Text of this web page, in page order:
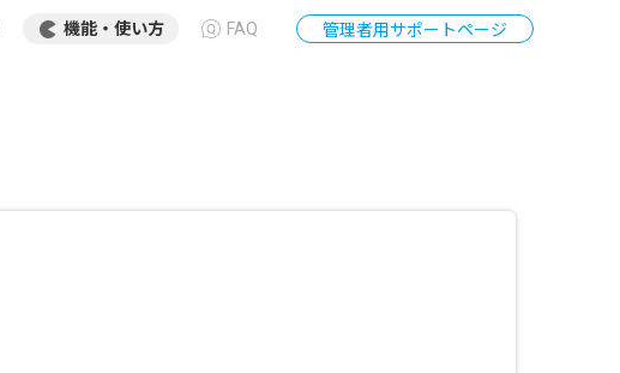
機能・使い方 FAQ 管理者用サポートページ